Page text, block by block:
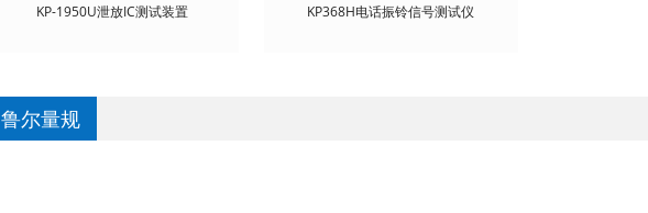
KP-1950U泄放IC测试装置 KP368H电话振铃信号测试仪
鲁尔量规